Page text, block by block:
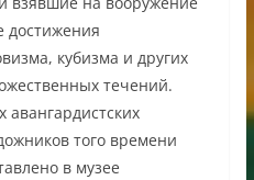
достижения
кубизма и других
течений.
того времени
в музее